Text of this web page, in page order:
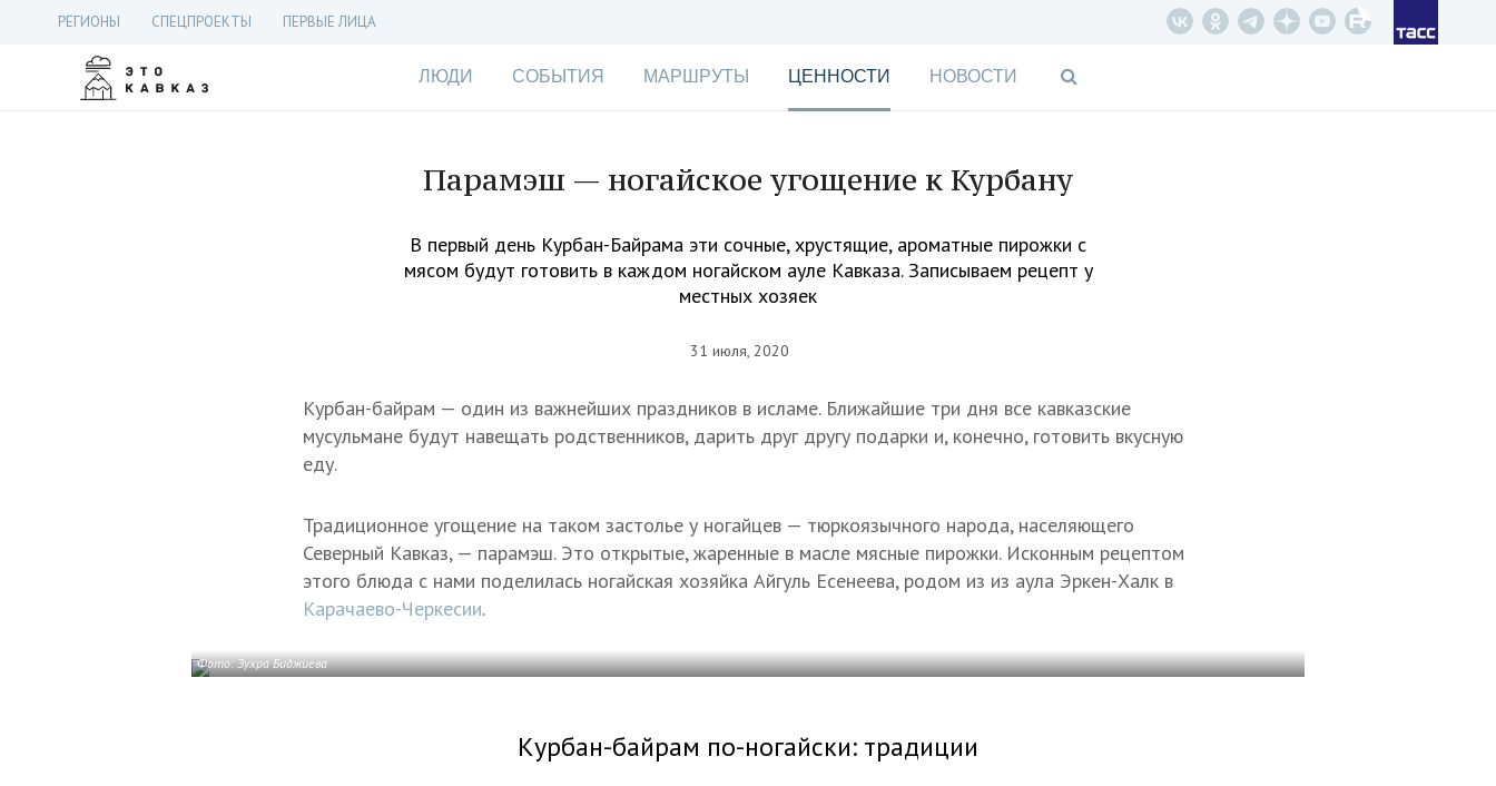
РЕГИОНЫ СПЕЦПРОЕКТЫ ПЕРВЫЕ ЛИЦА
ЛЮДИ СОБЫТИЯ МАРШРУТЫ ЦЕННОСТИ НОВОСТИ
Парамэш — ногайское угощение к Курбану
В первый день Курбан-Байрама эти сочные, хрустящие, ароматные пирожки с
мясом будут готовить в каждом ногайском ауле Кавказа. Записываем рецепт у
местных хозяек
31 июля, 2020
Курбан-байрам — один из важнейших праздников в исламе. Ближайшие три дня все кавказские
мусульмане будут навещать родственников, дарить друг другу подарки и, конечно, готовить вкусную
еду.
Традиционное угощение на таком застолье у ногайцев — тюркоязычного народа, населяющего
Северный Кавказ, — парамэш. Это открытые, жаренные в масле мясные пирожки. Исконным рецептом
этого блюда с нами поделилась ногайская хозяйка Айгуль Есенеева, родом из из аула Эркен-Халк в
Карачаево-Черкесии.
Фото: Зухра Биджиева
Курбан-байрам по-ногайски: традиции